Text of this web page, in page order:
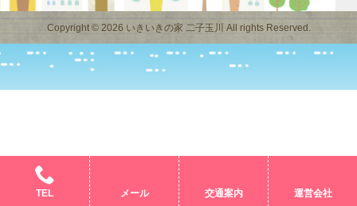
Copyright © 2026 いきいきの家 二子玉川 All rights Reserved.
TEL メール 交通案内 運営会社